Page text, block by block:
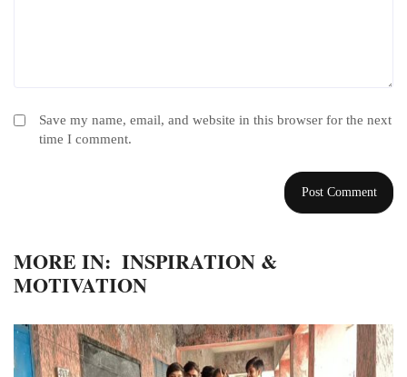
Save my name, email, and website in this browser for the next
time I comment.
MORE IN: INSPIRATION &
MOTIVATION